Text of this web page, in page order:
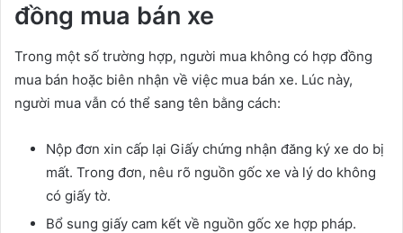
đồng mua bán xe
Trong một số trường hợp, người mua không có hợp đồng
mua bán hoặc biên nhận về việc mua bán xe. Lúc này,
người mua vẫn có thể sang tên bằng cách:
Nộp đơn xin cấp lại Giấy chứng nhận đăng ký xe do bị
mất. Trong đơn, nêu rõ nguồn gốc xe và lý do không
có giấy tờ.
Bổ sung giấy cam kết về nguồn gốc xe hợp pháp.